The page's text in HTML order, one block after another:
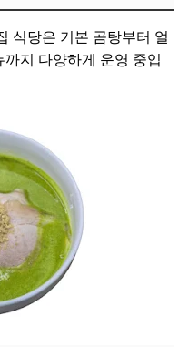
식당은 기본 곰탕부터 얼
지 다양하게 운영 중입